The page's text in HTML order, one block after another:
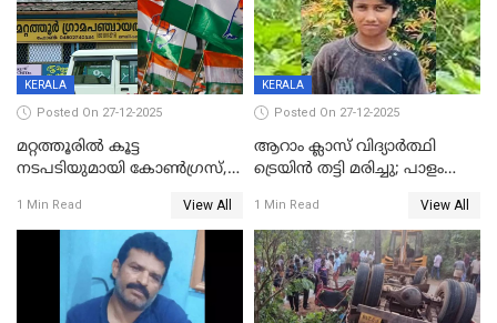
KERALA
Posted On 27-12-2025
മറ്റത്തൂരിൽ കൂട്ട
നടപടിയുമായി കോണ്‍ഗ്രസ്,
എട്ട് പേര്‍ ഉള്‍പ്പെടെ
പത്തുപേരെ പുറത്താക്കി,
ചൊവ്വന്നൂരിലും നടപടി
1 Min Read View All
KERALA
Posted On 27-12-2025
ആറാം ക്ലാസ് വിദ്യാർത്ഥി
ട്രെയിൻ തട്ടി മരിച്ചു; പാളം
അപകടം മലപ്പുറത്ത്
1 Min Read View All